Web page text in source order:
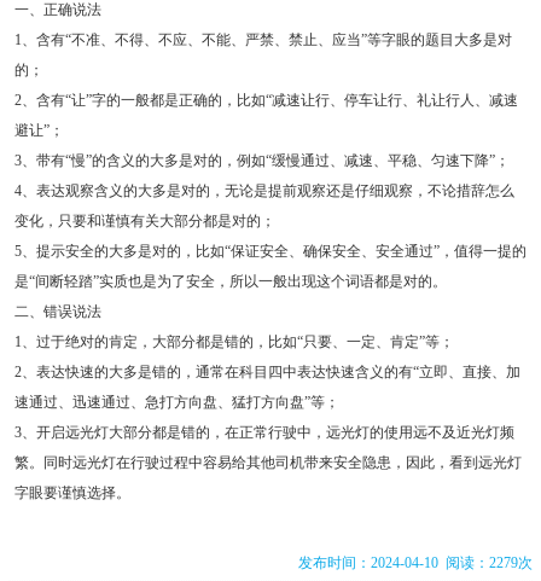
一、正确说法
1、含有“不准、不得、不应、不能、严禁、禁止、应当”等字眼的题目大多是对
的；
2、含有“让”字的一般都是正确的，比如“减速让行、停车让行、礼让行人、减速
避让”；
3、带有“慢”的含义的大多是对的，例如“缓慢通过、减速、平稳、匀速下降”；
4、表达观察含义的大多是对的，无论是提前观察还是仔细观察，不论措辞怎么
变化，只要和谨慎有关大部分都是对的；
5、提示安全的大多是对的，比如“保证安全、确保安全、安全通过”，值得一提的
是“间断轻踏”实质也是为了安全，所以一般出现这个词语都是对的。
二、错误说法
1、过于绝对的肯定，大部分都是错的，比如“只要、一定、肯定”等；
2、表达快速的大多是错的，通常在科目四中表达快速含义的有“立即、直接、加
速通过、迅速通过、急打方向盘、猛打方向盘”等；
3、开启远光灯大部分都是错的，在正常行驶中，远光灯的使用远不及近光灯频
繁。同时远光灯在行驶过程中容易给其他司机带来安全隐患，因此，看到远光灯
字眼要谨慎选择。
发布时间：2024-04-10 阅读：2279次